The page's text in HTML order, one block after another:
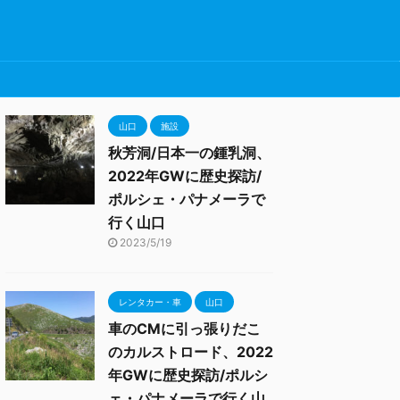
山口 施設
秋芳洞/日本一の鍾乳洞、
2022年GWに歴史探訪/
ポルシェ・パナメーラで
行く山口
2023/5/19
レンタカー・車 山口
車のCMに引っ張りだこ
のカルストロード、2022
年GWに歴史探訪/ポルシ